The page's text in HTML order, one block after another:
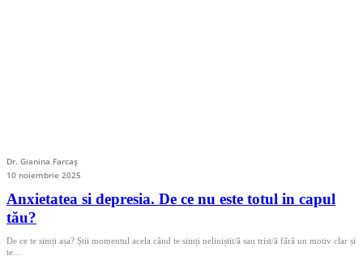
Dr. Gianina Farcaș
10 noiembrie 2025
Anxietatea si depresia. De ce nu este totul in capul
tău?
De ce te simți așa? Știi momentul acela când te simți neliniștit/ă sau trist/ă fără un motiv clar și
te…